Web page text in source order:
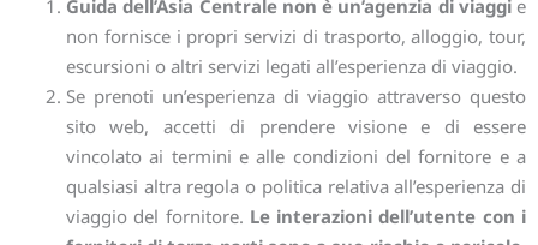
Guida dell’Asia Centrale non è un’agenzia di viaggie
non fornisce i propri servizi di trasporto, alloggio, tour,
escursioni o altri servizi legati all’esperienza di viaggio.
Se prenoti un’esperienza di viaggio attraverso questo
sito web, accetti di prendere visione e di essere
vincolato ai termini e alle condizioni del fornitore e a
qualsiasi altra regola o politica relativa all’esperienza di
viaggio del fornitore. Le interazioni dell’utente con i